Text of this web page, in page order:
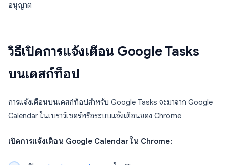
อนุญาต
วิธีเปิดการแจ้งเตือน Google Tasks
บนเดสก์ท็อป
การแจ้งเตือนบนเดสก์ท็อปสำหรับ Google Tasks จะมาจาก Google
Calendar ในเบราว์เซอร์หรือระบบแจ้งเตือนของ Chrome
เปิดการแจ้งเตือน Google Calendar ใน Chrome: